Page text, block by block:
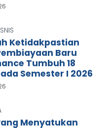
Ketidakpastian
Baru
Tumbuh 18
Semester I 2026
Menyatukan